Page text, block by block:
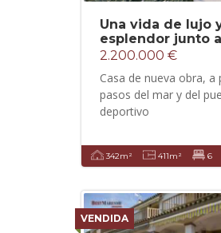
Una vida de lujo
esplendor junto
2.200.000 €
Casa de nueva obra, a
pasos del mar y del
deportivo
342m² 411m² 6
VENDIDA